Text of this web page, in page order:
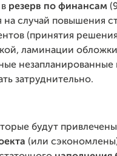
резерв по финансам
на случай повышения
(принятия
ламинации
затруднительно.
будут
(или